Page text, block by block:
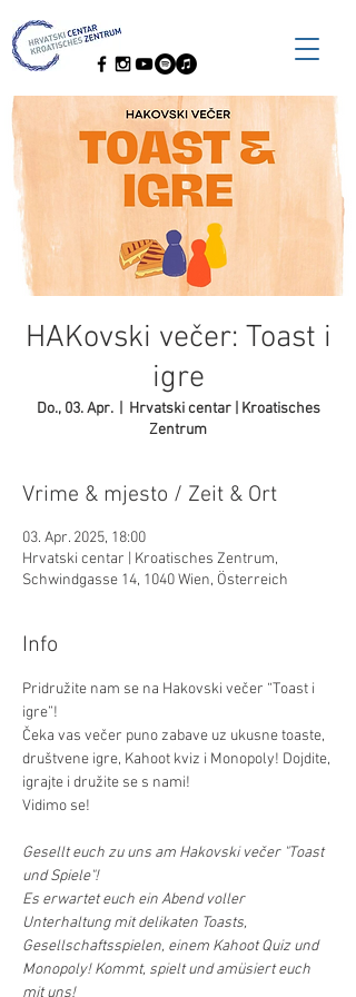
HAKovski večer: Toast i
igre
Do., 03. Apr.
  |
Hrvatski centar | Kroatisches
Zentrum
Vrime & mjesto / Zeit & Ort
03. Apr. 2025, 18:00
Hrvatski centar | Kroatisches Zentrum,
Schwindgasse 14, 1040 Wien, Österreich
Info
Pridružite nam se na Hakovski večer “Toast i
igre”!
Čeka vas večer puno zabave uz ukusne toaste,
društvene igre, Kahoot kviz i Monopoly! Dojdite,
igrajte i družite se s nami!
Vidimo se!
Gesellt euch zu uns am Hakovski večer "Toast
und Spiele"!
Es erwartet euch ein Abend voller
Unterhaltung mit delikaten Toasts,
Gesellschaftsspielen, einem Kahoot Quiz und
Monopoly! Kommt, spielt und amüsiert euch
mit uns!